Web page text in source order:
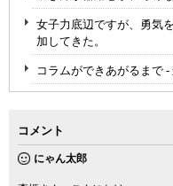
女子力底辺ですが、勇気
加してきた。
コラムができあがるまで
コメント
にゃん太郎